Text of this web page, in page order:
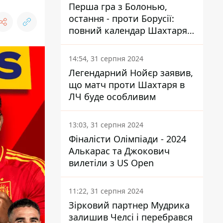
Перша гра з Болонью,
остання - проти Борусії:
повний календар Шахтаря в
новій ЛЧ
14:54, 31 серпня 2024
Легендарний Нойєр заявив,
що матч проти Шахтаря в
ЛЧ буде особливим
13:03, 31 серпня 2024
Фіналісти Олімпіади - 2024
Алькарас та Джокович
вилетіли з US Open
11:22, 31 серпня 2024
Зірковий партнер Мудрика
залишив Челсі і перебрався